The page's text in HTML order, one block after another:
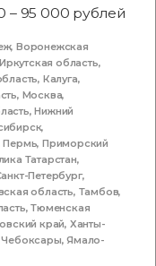
– 95 000 рублей
,Воронежская
Иркутская область,
, Калуга,
, Москва,
,Нижний
,
Пермь,Приморский
Татарстан,
Петербург,
область, Тамбов,
,Тюменская
край, Ханты-
Чебоксары,Ямало-